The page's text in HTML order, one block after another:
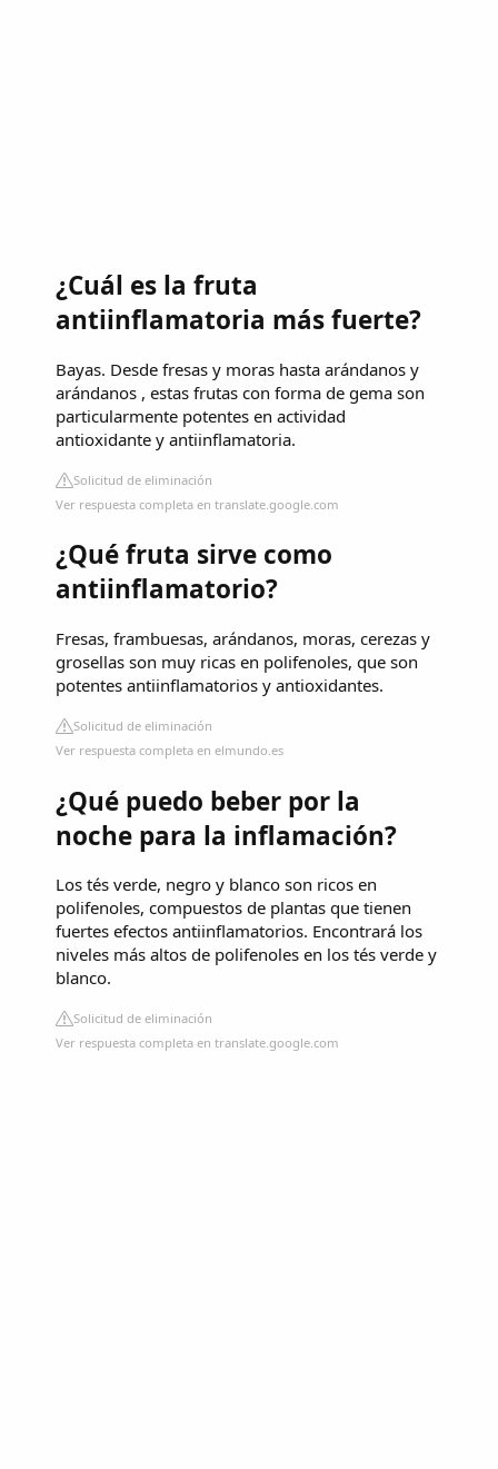
¿Cuál es la fruta
antiinflamatoria más fuerte?
Bayas. Desde fresas y moras hasta arándanos y
arándanos , estas frutas con forma de gema son
particularmente potentes en actividad
antioxidante y antiinflamatoria.
Solicitud de eliminación
Ver respuesta completa en translate.google.com
¿Qué fruta sirve como
antiinflamatorio?
Fresas, frambuesas, arándanos, moras, cerezas y
grosellas son muy ricas en polifenoles, que son
potentes antiinflamatorios y antioxidantes.
Solicitud de eliminación
Ver respuesta completa en elmundo.es
¿Qué puedo beber por la
noche para la inflamación?
Los tés verde, negro y blanco son ricos en
polifenoles, compuestos de plantas que tienen
fuertes efectos antiinflamatorios. Encontrará los
niveles más altos de polifenoles en los tés verde y
blanco.
Solicitud de eliminación
Ver respuesta completa en translate.google.com